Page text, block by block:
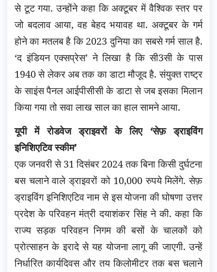
से टूट गया. उन्होंने कहा कि अक्टूबर में वैश्विक स्तर पर
जो बदलाव आया, वह बेहद भयावह था. अक्टूबर के गर्म
होने का मतलब है कि 2023 दुनिया का सबसे गर्म साल है.
‘द इंडियन एक्सप्रेस’ ने लिखा है कि सी3सी के पास
1940 से लेकर अब तक का डाटा मौजूद है. संयुक्त राष्ट्र
के साइंस पैनल आईपीसीसी के डाटा से जब इसका मिलान
किया गया तो सवा लाख साल का हाल सामने आया.
यूपी में रोडवेज ड्राइवरों के लिए ‘सेफ़ ड्राइविंग
इनिशिएटिव स्कीम’
एक जनवरी से 31 दिसंबर 2024 तक बिना किसी दुर्घटना
बस चलाने वाले ड्राइवरों को 10,000 रुपये मिलेंगे. सेफ़
ड्राइविंग इनिशिएटिव नाम से इस योजना की घोषणा उत्तर
प्रदेश के परिवहन मंत्री दयाशंकर सिंह ने की. कहा कि
राज्य सड़क परिवहन निगम की बसों के चालकों को
प्रोत्साहन के इरादे से यह योजना लागू की जाएगी. उन्हें
निर्धारित कार्यदिवस और तय किलोमीटर तक बस चलाने